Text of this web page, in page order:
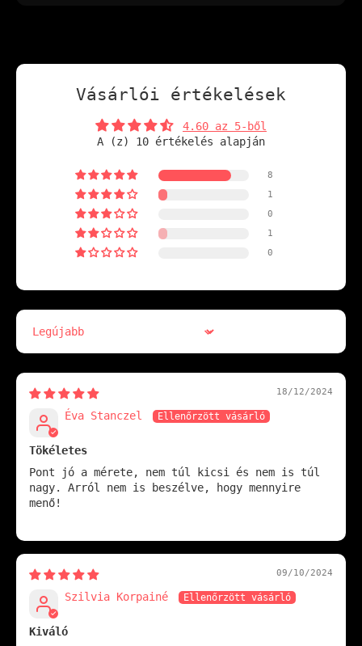
Vásárlói értékelések
4.60 az 5-ből
A (z) 10 értékelés alapján
8
1
0
1
0
Sort by
18/12/2024
Éva Stanczel
Tökéletes
Pont jó a mérete, nem túl kicsi és nem is túl
nagy. Arról nem is beszélve, hogy mennyire
menő!
09/10/2024
Szilvia Korpainé
Kiváló